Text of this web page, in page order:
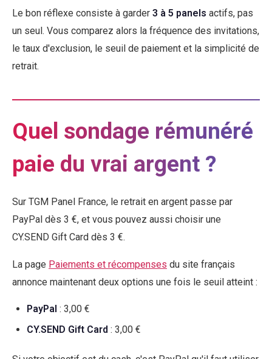
Le bon réflexe consiste à garder 3 à 5 panels actifs, pas
un seul. Vous comparez alors la fréquence des invitations,
le taux d'exclusion, le seuil de paiement et la simplicité de
retrait.
Quel sondage rémunéré
paie du vrai argent ?
Sur TGM Panel France, le retrait en argent passe par
PayPal dès 3 €, et vous pouvez aussi choisir une
CY.SEND Gift Card dès 3 €.
La page Paiements et récompenses du site français
annonce maintenant deux options une fois le seuil atteint :
PayPal : 3,00 €
CY.SEND Gift Card : 3,00 €